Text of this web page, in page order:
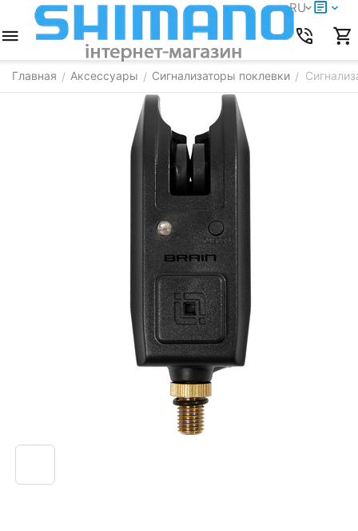
RU
Главная / Аксессуары / Сигнализаторы поклевки /